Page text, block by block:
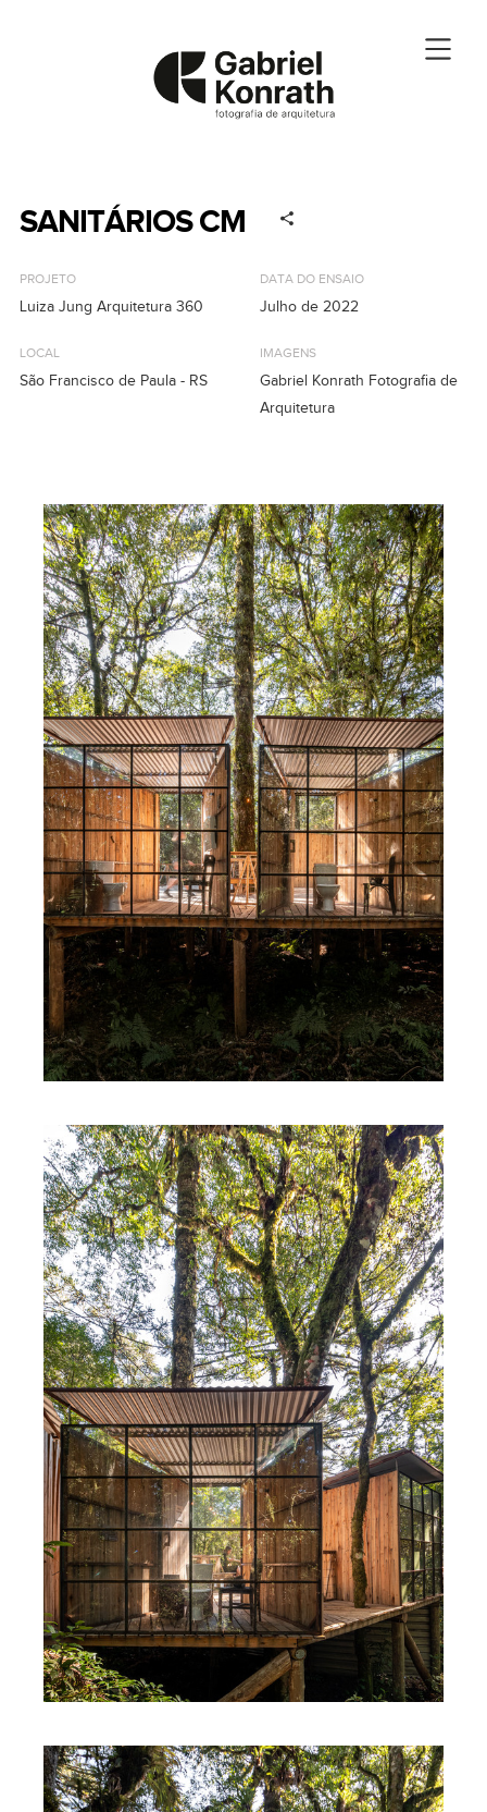
SANITÁRIOS CM
PROJETO
Luiza Jung Arquitetura 360
LOCAL
São Francisco de Paula - RS
DATA DO ENSAIO
Julho de 2022
IMAGENS
Gabriel Konrath Fotografia de
Arquitetura